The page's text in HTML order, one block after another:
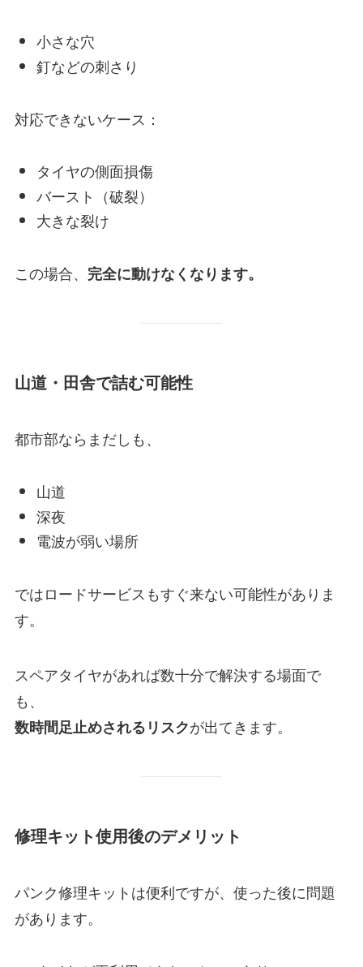
小さな穴
釘などの刺さり
対応できないケース：
タイヤの側面損傷
バースト（破裂）
大きな裂け
この場合、 完全に動けなくなります。
山道・田舎で詰む可能性
都市部ならまだしも、
山道
深夜
電波が弱い場所
ではロードサービスもすぐ来ない可能性がありま
す。
スペアタイヤがあれば数十分で解決する場面で
も、
数時間足止めされるリスクが出てきます。
修理キット使用後のデメリット
パンク修理キットは便利ですが、使った後に問題
があります。